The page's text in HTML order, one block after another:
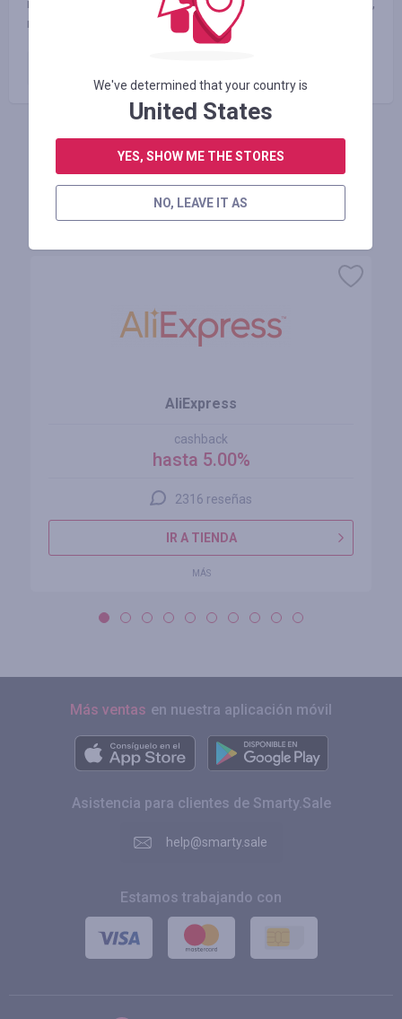
профессиональное обслуживание высшего класса,
которого заслуживают все наши клиенты.
INICIE SESIÓN PARA DEJAR UNA RESEÑA
AliExpress
cashback
hasta 5.00%
2316 reseñas
IR A TIENDA
MÁS
Más ventas en nuestra aplicación móvil
Asistencia para clientes de Smarty.Sale
help@smarty.sale
Estamos trabajando con
We've determined that your country is
United States
YES, SHOW ME THE STORES
NO, LEAVE IT AS